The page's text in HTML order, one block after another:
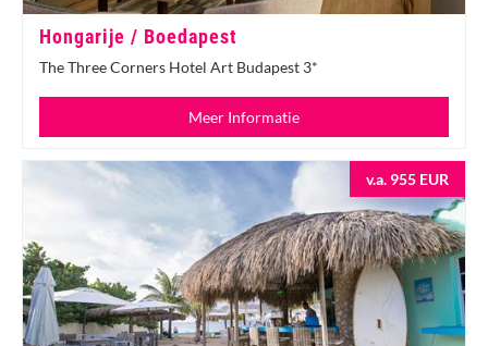
Hongarije / Boedapest
The Three Corners Hotel Art Budapest 3*
Meer Informatie
v.a. 955 EUR